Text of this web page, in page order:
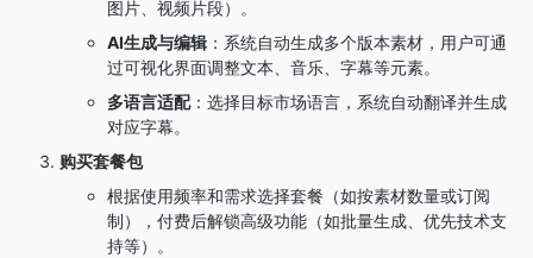
图片、视频片段）。
AI生成与编辑 ：系统自动生成多个版本素材，用户可通
过可视化界面调整文本、音乐、字幕等元素。
多语言适配：选择目标市场语言，系统自动翻译并生成
对应字幕。
购买套餐包
根据使用频率和需求选择套餐（如按素材数量或订阅
制），付费后解锁高级功能（如批量生成、优先技术支
持等）。